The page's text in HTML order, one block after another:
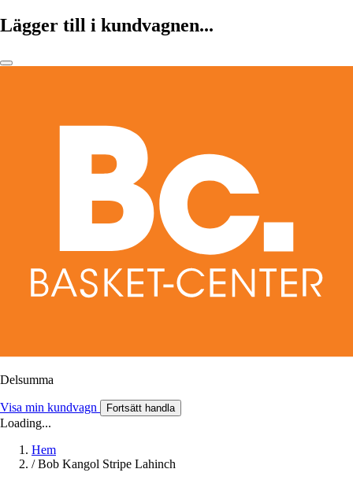
Lägger till i kundvagnen...
Delsumma
Visa min kundvagn Fortsätt handla
Loading...
Hem
/ Bob Kangol Stripe Lahinch